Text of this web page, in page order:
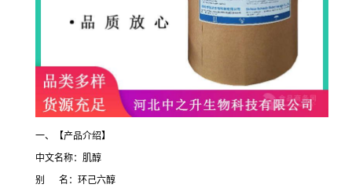
一、【产品介绍】
中文名称：肌醇
别 名：环己六醇